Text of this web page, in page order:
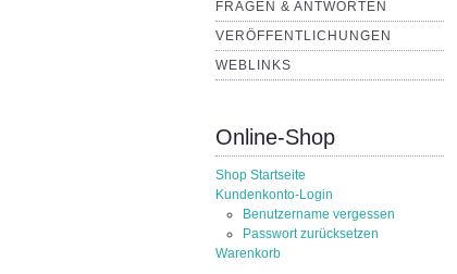
FRAGEN & ANTWORTEN
VERÖFFENTLICHUNGEN
WEBLINKS
Online-Shop
Shop Startseite
Kundenkonto-Login
Benutzername vergessen
Passwort zurücksetzen
Warenkorb